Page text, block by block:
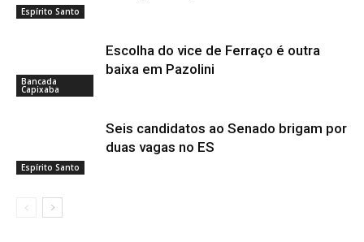
Espírito Santo
Bancada
Capixaba
Escolha do vice de Ferraço é outra
baixa em Pazolini
Espírito Santo
Seis candidatos ao Senado brigam por
duas vagas no ES